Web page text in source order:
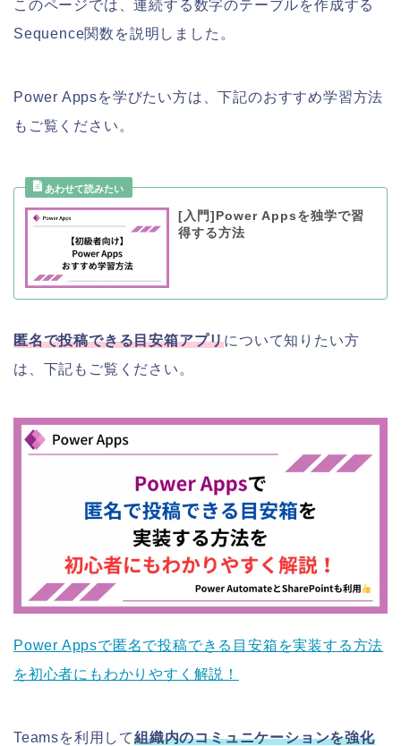
このページでは、連続する数字のテーブルを作成する
Sequence関数を説明しました。
Power Appsを学びたい方は、下記のおすすめ学習方法
もご覧ください。
[入門]Power Appsを独学で習
得する方法
匿名で投稿できる目安箱アプリについて知りたい方
は、下記もご覧ください。
Power Appsで匿名で投稿できる目安箱を実装する方法
を初心者にもわかりやすく解説！
Teamsを利用して組織内のコミュニケーションを強化